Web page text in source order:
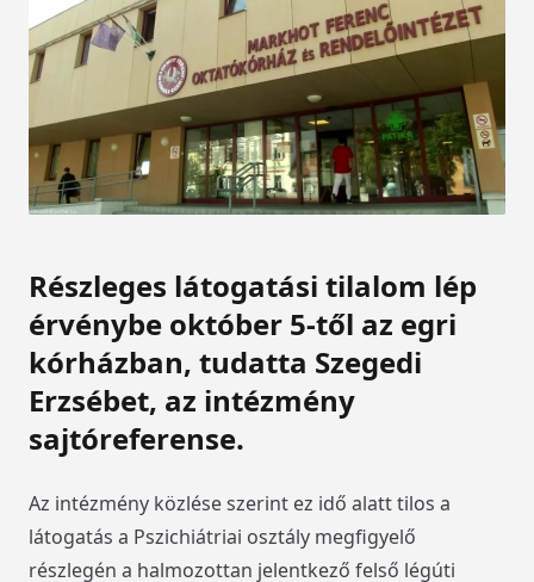
Részleges látogatási tilalom lép
érvénybe október 5-től az egri
kórházban, tudatta Szegedi
Erzsébet, az intézmény
sajtóreferense.
Az intézmény közlése szerint ez idő alatt tilos a
látogatás a Pszichiátriai osztály megfigyelő
részlegén a halmozottan jelentkező felső légúti